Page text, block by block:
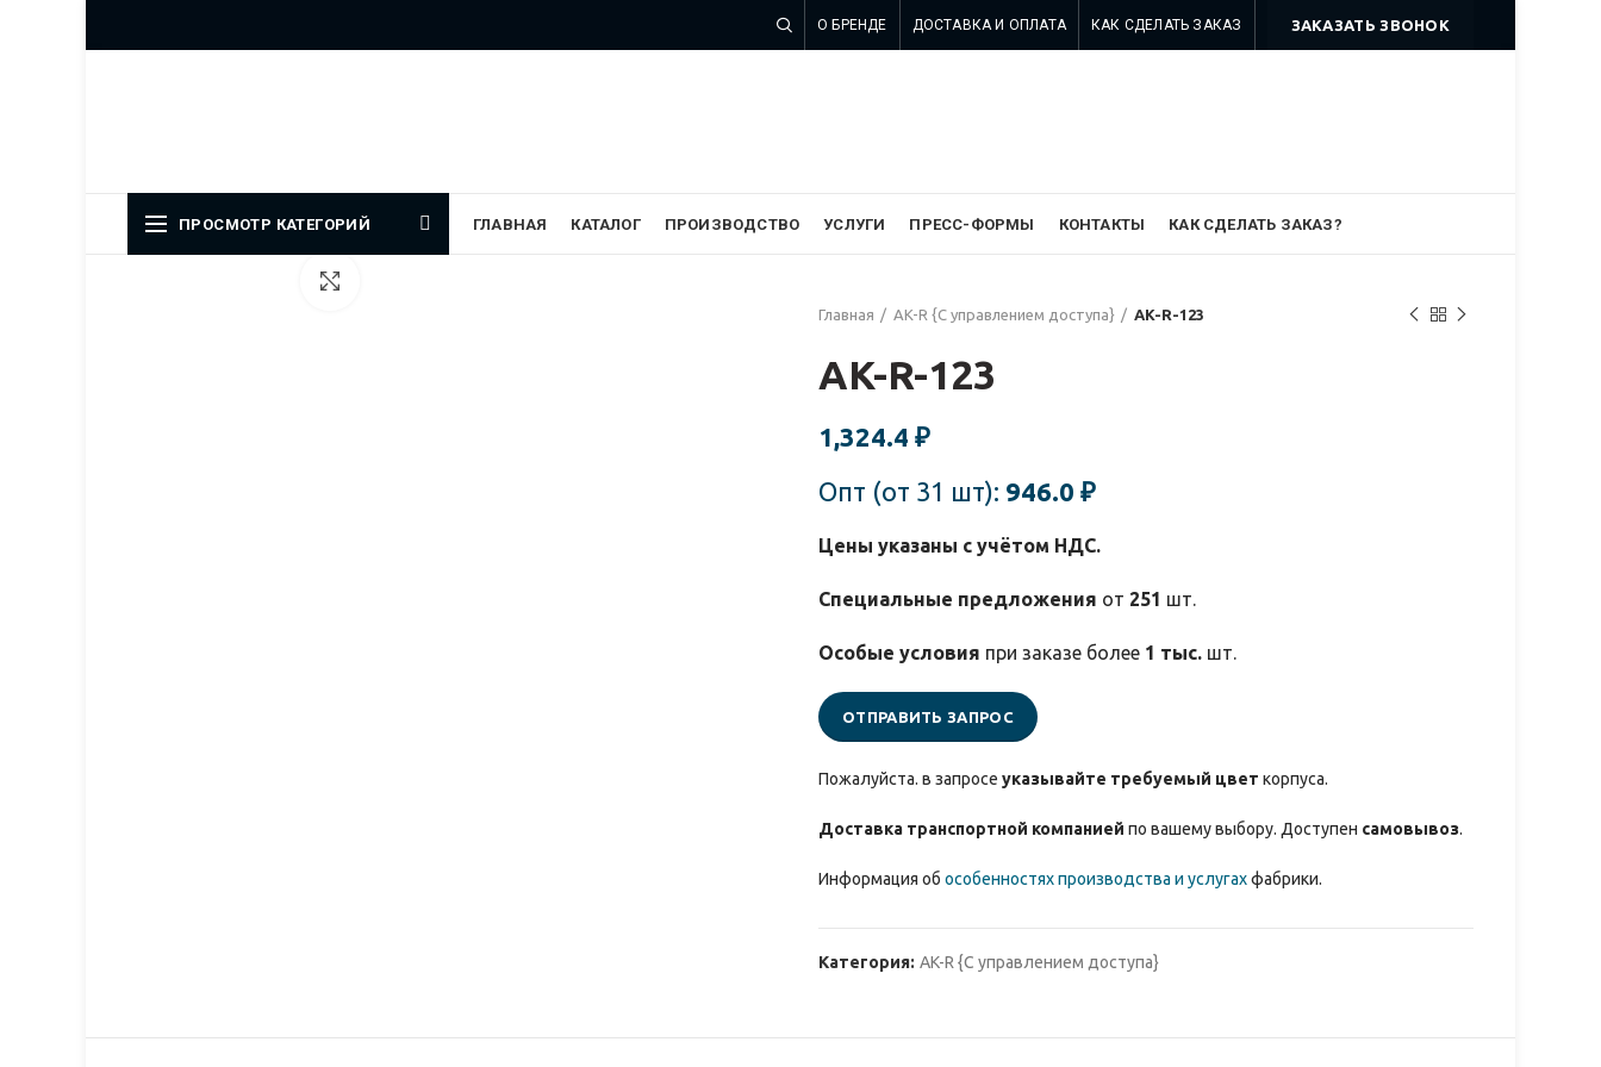
О БРЕНДЕ ДОСТАВКА И ОПЛАТА КАК СДЕЛАТЬ ЗАКАЗ ЗАКАЗАТЬ ЗВОНОК
ПРОСМОТР КАТЕГОРИЙ ГЛАВНАЯ КАТАЛОГ ПРОИЗВОДСТВО УСЛУГИ ПРЕСС-ФОРМЫ КОНТАКТЫ КАК СДЕЛАТЬ ЗАКАЗ?
Главная
AK-R {С управлением доступа} AK-R-123
AK-R-123
1,324.4 ₽
Опт (от 31 шт): 946.0 ₽
Цены указаны с учётом НДС.
Специальные предложения от 251 шт.
Особые условия при заказе более 1 тыс. шт.
ОТПРАВИТЬ ЗАПРОС
Пожалуйста. в запросе указывайте требуемый цвет корпуса.
Доставка транспортной компанией по вашему выбору. Доступен самовывоз.
Информация об особенностях производства и услугахфабрики.
Категория: AK-R {С управлением доступа}